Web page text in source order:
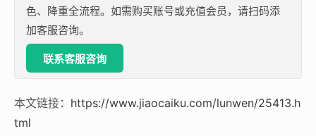
色、降重全流程。如需购买账号或充值会员，请扫码添
加客服咨询。
联系客服咨询
本文链接： https://www.jiaocaiku.com/lunwen/25413.h
tml